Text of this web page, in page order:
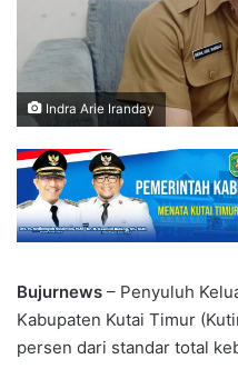
Indra Arie Iranday
Bujurnews – Penyuluh
Kabupaten Kutai Timur
persen dari standar total